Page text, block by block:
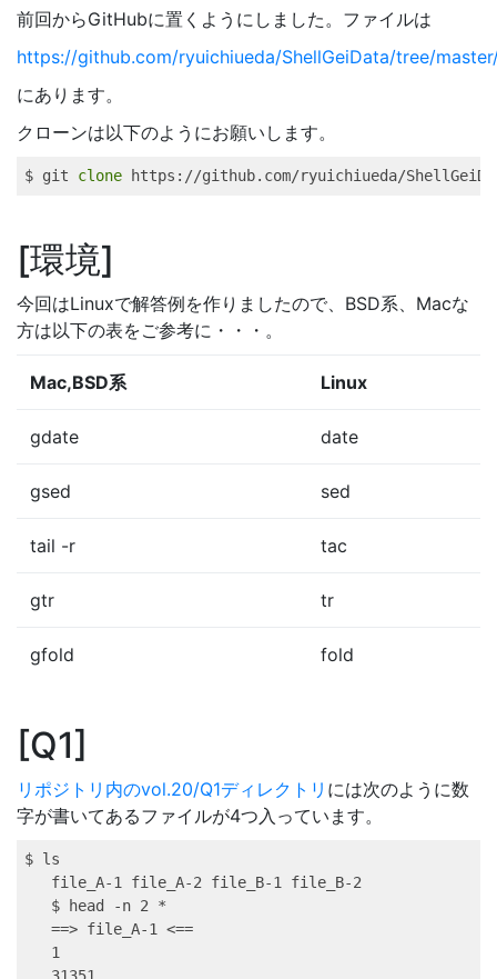
前回からGitHubに置くようにしました。ファイルは
https://github.com/ryuichiueda/ShellGeiData/tree/
にあります。
クローンは以下のようにお願いします。
$ git clone https://github.com/ryuichiueda/
環境
今回はLinuxで解答例を作りましたので、BSD系、Macな
方は以下の表をご参考に・・・。
Mac,BSD系 Linux
gdate date
gsed sed
tail -r tac
gtr tr
gfold fold
Q1
リポジトリ内のvol.20/Q1ディレクトリ には次のように数
字が書いてあるファイルが4つ入っています。
$ ls
file_A-1 file_A-2 file_B-1 file_B-2
$
head
-n 2 *
==> file_A-1 <==
1